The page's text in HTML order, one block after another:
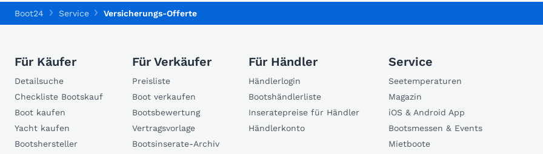
Boot24 Service Versicherungs-Offerte
Für Käufer
Detailsuche
Checkliste Bootskauf
Boot kaufen
Yacht kaufen
Bootshersteller
Für Verkäufer
Preisliste
Boot verkaufen
Bootsbewertung
Vertragsvorlage
Bootsinserate-Archiv
Für Händler
Händlerlogin
Bootshändlerliste
Inseratepreise für Händler
Händlerkonto
Service
Seetemperaturen
Magazin
iOS & Android App
Bootsmessen & Events
Mietboote